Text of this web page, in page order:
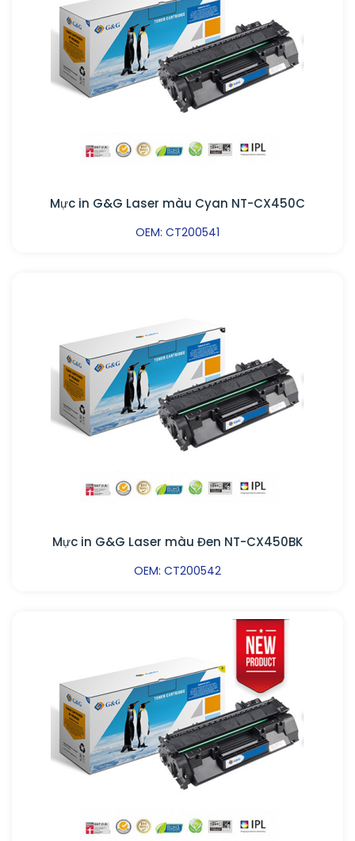
Mực in G&G Laser màu Cyan NT-CX450C
OEM: CT200541
Mực in G&G Laser màu Đen NT-CX450BK
OEM: CT200542